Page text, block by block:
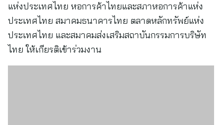
แห่งประเทศไทย หอการค้าไทยและสภาหอการค้าแห่ง
ประเทศไทย สมาคมธนาคารไทย ตลาดหลักทรัพย์แห่ง
ประเทศไทย และสมาคมส่งเสริมสถาบันกรรมการบริษัท
ไทย ให้เกียรติเข้าร่วมงาน